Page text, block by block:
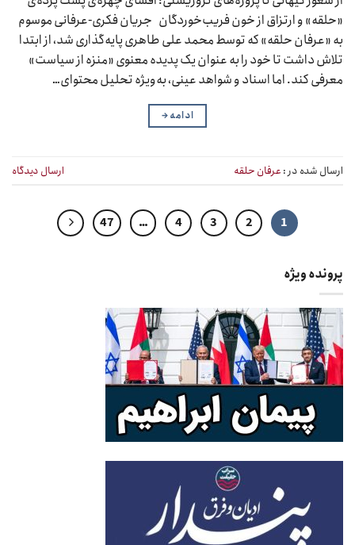
«حلقه» و ارتزاق از خون فریب‌خوردگان جریان فکری-عرفانی موسوم
به «عرفان حلقه» که توسط محمد علی طاهری پایه‌گذاری شد، از ابتدا
تلاش داشت تا خود را به عنوان یک پدیده معنوی «منزه از سیاست»
معرفی کند. اما اسناد و شواهد عینی، به‌ویژه تحلیل محتوای…
ادامه→
ارسال شده در : عرفان حلقه ارسال دیدگاه
1
2
3
4
…
47
پرونده ویژه